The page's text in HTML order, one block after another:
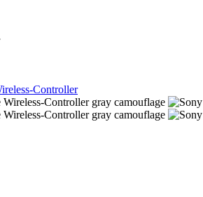
Controller